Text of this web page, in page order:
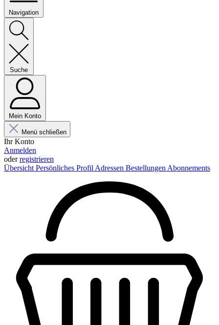
Navigation
Suche
Mein Konto
Menü schließen
Ihr Konto
Anmelden
oderregistrieren
Übersicht Persönliches Profil Adressen Bestellungen Abonnements